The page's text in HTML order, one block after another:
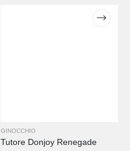
GINOCCHIO
Tutore Donjoy Renegade